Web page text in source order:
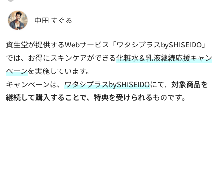
中田 すぐる
資生堂が提供するWebサービス「ワタシプラスbySHISEIDO」
では、お得にスキンケアができる化粧水＆乳液継続応援キャン
ペーンを実施しています。
キャンペーンは、 ワタシプラスbySHISEIDOにて、 対象商品を
継続して購入することで、特典を受けられるものです。